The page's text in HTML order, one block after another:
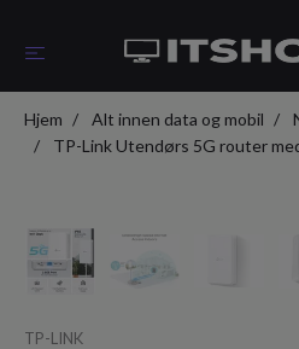
Hjem Alt innen data og mobil
TP-Link Utendørs 5G router
TP-LINK